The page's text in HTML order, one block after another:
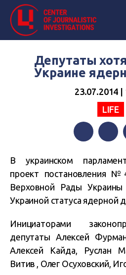
Депутаты
Украине
23.07.2014 |
LIFE
В украинском
проект постановления
Верховной Рады Украины
Украиной статуса ядерной
Инициаторами
депутаты Алексей
Алексей Кайда, Руслан
Витив , Олег Осуховский,